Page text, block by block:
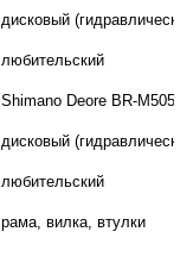
дисковый
любительский
Shimano Deore BR-M505,
дисковый
любительский
рама, вилка, втулки